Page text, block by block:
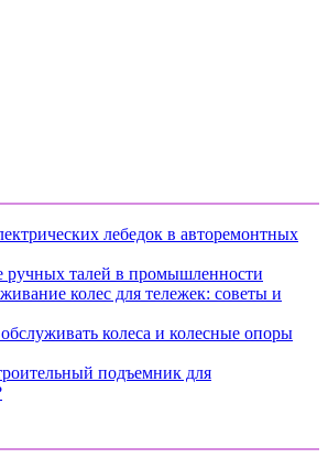
лебедок в авторемонтных
ручных талей в промышленности
колес для тележек: советы и
колеса и колесные опоры
подъемник для